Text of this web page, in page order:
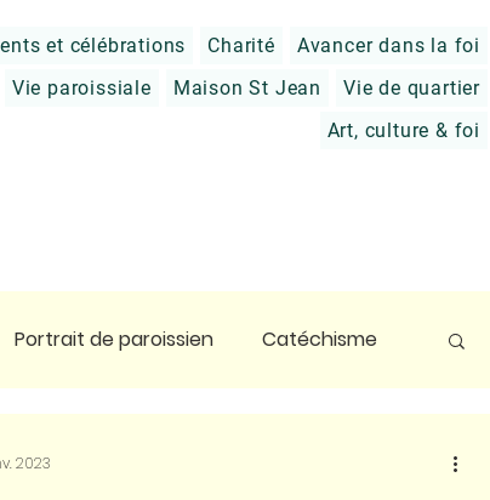
et célébrations Charité
Avancer dans la foi
Vie paroissiale Maison St Jean
Vie de quartier
Art, culture & foi
Portrait de paroissien Catéchisme
2023